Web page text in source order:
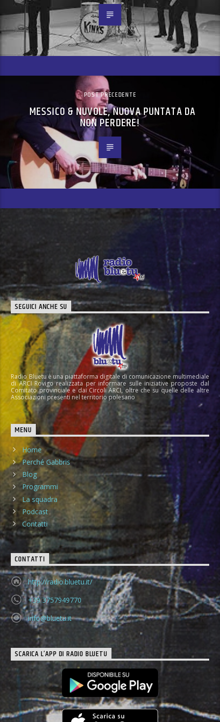
POST PRECEDENTE
MESSICO & NUVOLE, NUOVA PUNTATA DA
NON PERDERE!
SEGUICI ANCHE SU
Radio Bluetu è una piattaforma digitale di comunicazione multimediale
di ARCI Rovigo realizzata per informare sulle iniziative proposte dal
Comitato provinciale e dai Circoli ARCI, oltre che su quelle delle altre
Associazioni presenti nel territorio polesano
MENU
Home
Perché Gabbris
Blog
Programmi
La squadra
Podcast
Contatti
CONTATTI
http://radio.bluetu.it/
+39 3757949770
info@bluetu.it
SCARICA L’APP DI RADIO BLUETU